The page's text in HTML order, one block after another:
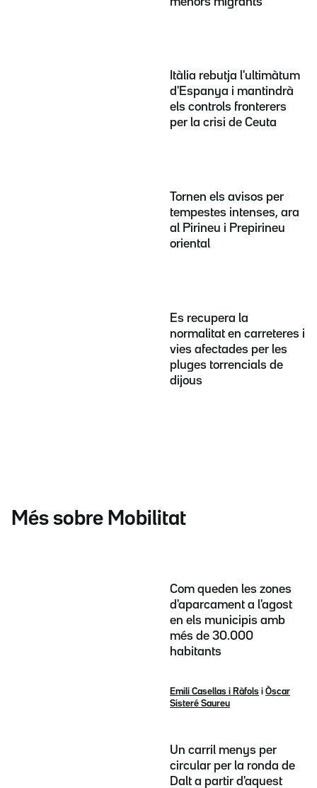
Itàlia rebutja l'ultimàtum
d'Espanya i mantindrà
els controls fronterers
per la crisi de Ceuta
Tornen els avisos per
tempestes intenses, ara
al Pirineu i Prepirineu
oriental
Es recupera la
normalitat en carreteres i
vies afectades per les
pluges torrencials de
dijous
Més sobre Mobilitat
Com queden les zones
d'aparcament a l'agost
en els municipis amb
més de 30.000
habitants
Emili Casellas i Ràfols i Òscar
Sisteré Saureu
Un carril menys per
circular per la ronda de
Dalt a partir d'aquest